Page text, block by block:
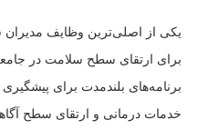
یکی از اصلی‌ترین وظایف مدیران
برای ارتقای سطح سلامت در
برنامه‌های بلندمدت برای
خدمات درمانی و ارتقای سطح